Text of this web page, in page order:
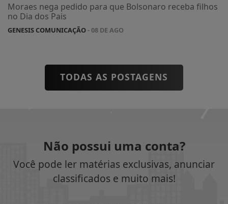
Moraes nega pedido para que Bolsonaro receba filhos
no Dia dos Pais
GENESIS COMUNICAÇÃO- 08 DE AGO
TODAS AS POSTAGENS
Não possui uma conta?
Você pode ler matérias exclusivas, anunciar
classificados e muito mais!